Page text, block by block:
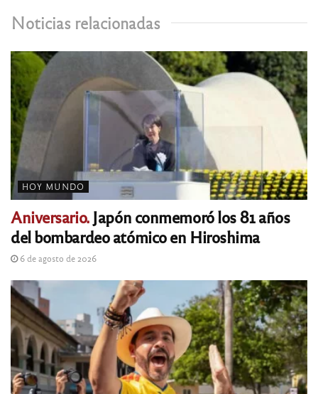
Noticias relacionadas
HOY MUNDO
Aniversario.Japón conmemoró los 81 años
del bombardeo atómico en Hiroshima
6 de agosto de 2026